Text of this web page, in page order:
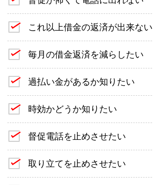
これ以上借金の返済が出来ない
毎月の借金返済を減らしたい
過払い金があるか知りたい
時効かどうか知りたい
督促電話を止めさせたい
取り立てを止めさせたい